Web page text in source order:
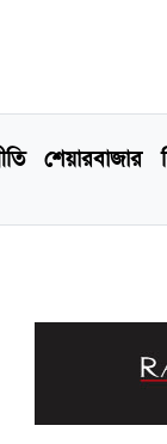
শেয়ারবাজার